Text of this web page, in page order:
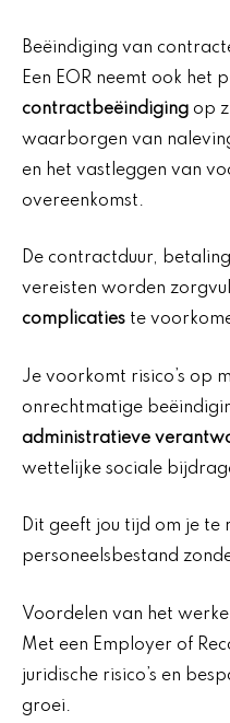
Beëindiging van
Een EOR neemt ook het
contractbeëindiging op
waarborgen van
en het vastleggen van
overeenkomst.
De contractduur,
vereisten worden
complicaties te
Je voorkomt risico’s op
onrechtmatige
administratieve
wettelijke sociale
Dit geeft jou tijd om je
personeelsbestand
Voordelen van het
Met een Employer of
juridische risico’s en
groei.